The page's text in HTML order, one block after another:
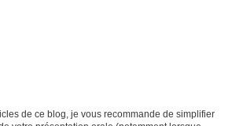
de ce blog, je vous recommande de simplifier